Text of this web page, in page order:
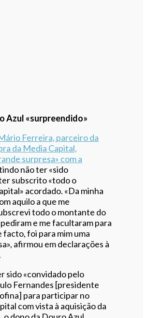
Azul «surpreendido»
Ferreira, parceiro da
da Media Capital,
surpresa» com a
não ter «sido
subscrito «todo o
acordado. «Da minha
aquilo a que me
todo o montante do
e me facultaram para
facto, foi para mim uma
afirmou em declarações à
sido «convidado pelo
Fernandes [presidente
para participar no
com vista à aquisição da